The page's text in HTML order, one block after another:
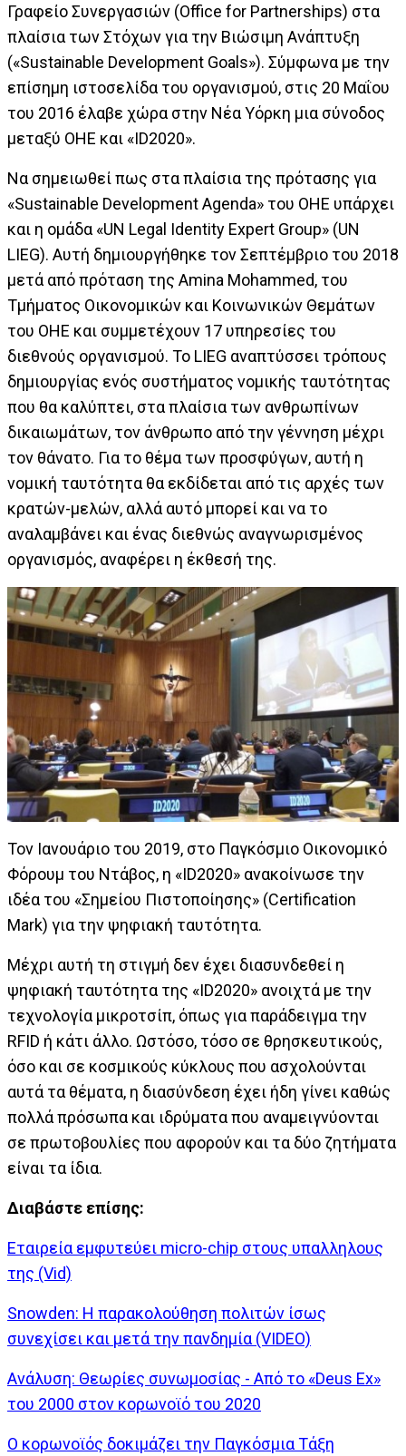
Γραφείο Συνεργασιών (Office for Partnerships) στα
πλαίσια των Στόχων για την Βιώσιμη Ανάπτυξη
(«Sustainable Development Goals»). Σύμφωνα με την
επίσημη ιστοσελίδα του οργανισμού, στις 20 Μαΐου
του 2016 έλαβε χώρα στην Νέα Υόρκη μια σύνοδος
μεταξύ ΟΗΕ και «ID2020».
Να σημειωθεί πως στα πλαίσια της πρότασης για
«Sustainable Development Agenda» του ΟΗΕ υπάρχει
και η ομάδα «UN Legal Identity Expert Group» (UN
LIEG). Αυτή δημιουργήθηκε τον Σεπτέμβριο του 2018
μετά από πρόταση της Amina Mohammed, του
Τμήματος Οικονομικών και Κοινωνικών Θεμάτων
του ΟΗΕ και συμμετέχουν 17 υπηρεσίες του
διεθνούς οργανισμού. Το LIEG αναπτύσσει τρόπους
δημιουργίας ενός συστήματος νομικής ταυτότητας
που θα καλύπτει, στα πλαίσια των ανθρωπίνων
δικαιωμάτων, τον άνθρωπο από την γέννηση μέχρι
τον θάνατο. Για το θέμα των προσφύγων, αυτή η
νομική ταυτότητα θα εκδίδεται από τις αρχές των
κρατών-μελών, αλλά αυτό μπορεί και να το
αναλαμβάνει και ένας διεθνώς αναγνωρισμένος
οργανισμός, αναφέρει η έκθεσή της.
Τον Ιανουάριο του 2019, στο Παγκόσμιο Οικονομικό
Φόρουμ του Ντάβος, η «ID2020» ανακοίνωσε την
ιδέα του «Σημείου Πιστοποίησης» (Certification
Mark) για την ψηφιακή ταυτότητα.
Μέχρι αυτή τη στιγμή δεν έχει διασυνδεθεί η
ψηφιακή ταυτότητα της «ID2020» ανοιχτά με την
τεχνολογία μικροτσίπ, όπως για παράδειγμα την
RFID ή κάτι άλλο. Ωστόσο, τόσο σε θρησκευτικούς,
όσο και σε κοσμικούς κύκλους που ασχολούνται
αυτά τα θέματα, η διασύνδεση έχει ήδη γίνει καθώς
πολλά πρόσωπα και ιδρύματα που αναμειγνύονται
σε πρωτοβουλίες που αφορούν και τα δύο ζητήματα
είναι τα ίδια.
Διαβάστε επίσης:
Εταιρεία εμφυτεύει micro-chip στους υπαλληλους
της (Vid)
Snowden: Η παρακολούθηση πολιτών ίσως
συνεχίσει και μετά την πανδημία (VIDEO)
Ανάλυση: Θεωρίες συνωμοσίας - Από το «Deus Ex»
του 2000 στον κορωνοϊό του 2020
Ο κορωνοϊός δοκιμάζει την Παγκόσμια Τάξη